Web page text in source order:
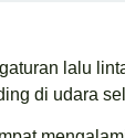
lalu
di udara